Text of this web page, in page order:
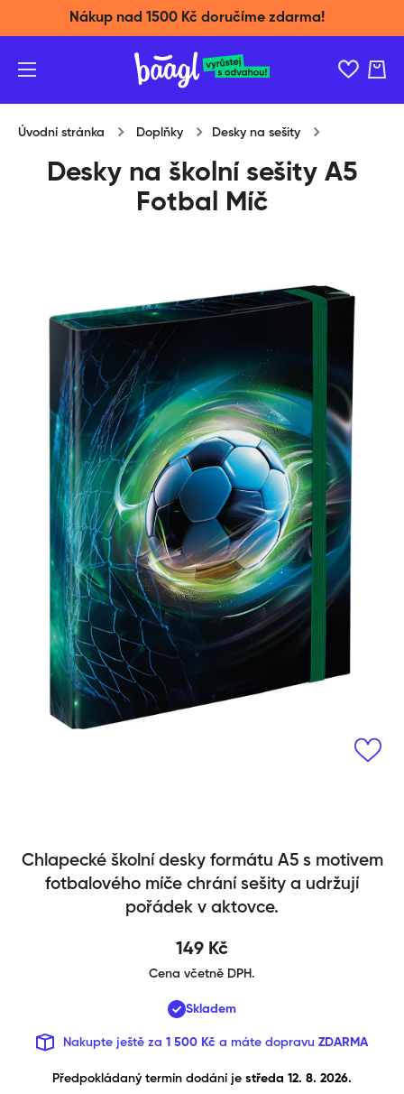
Přeskočit na obsah
Nákup nad 1500 Kč doručíme zdarma!
Košík
Úvodní stránka Doplňky Desky na sešity
Desky na školní sešity A5
Fotbal Míč
Desky na školní sešity A5
Chlapecké školní desky formátu A5 s motivem
fotbalového míče chrání sešity a udržují
pořádek v aktovce.
149 Kč
Cena včetně DPH.
Skladem
Nakupte ještě za 1 500 Kč a máte dopravu ZDARMA
Předpokládaný termín dodání je středa 12. 8. 2026.